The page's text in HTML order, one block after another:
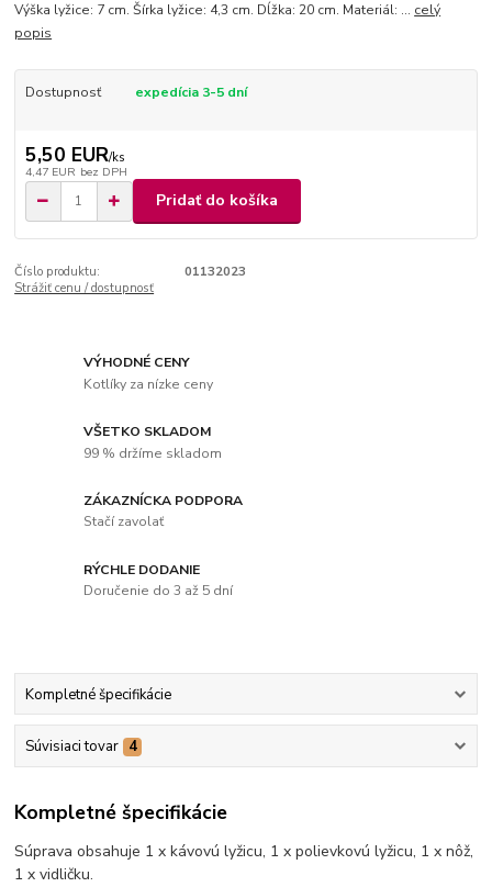
Výška lyžice: 7 cm. Šírka lyžice: 4,3 cm. Dĺžka: 20 cm. Materiál: ... celý
popis
Dostupnosť expedícia 3-5 dní
5,50 EUR/ks
4,47 EUR bez DPH
Pridať do košíka
Číslo produktu:
01132023
Strážiť cenu / dostupnosť
VÝHODNÉ CENY
Kotlíky za nízke ceny
VŠETKO SKLADOM
99 % držíme skladom
ZÁKAZNÍCKA PODPORA
Stačí zavolať
RÝCHLE DODANIE
Doručenie do 3 až 5 dní
Kompletné špecifikácie
Súvisiaci tovar 4
Kompletné špecifikácie
Súprava obsahuje 1 x kávovú lyžicu, 1 x polievkovú lyžicu, 1 x nôž,
1 x vidličku.